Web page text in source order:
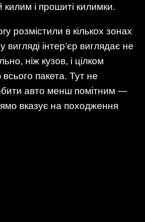
килим і прошиті килимки.
розмістили в кількох зонах
вигляді інтер’єр виглядає не
ніж кузов, і цілком
пакета. Тут не
авто менш помітним —
вказує на походження